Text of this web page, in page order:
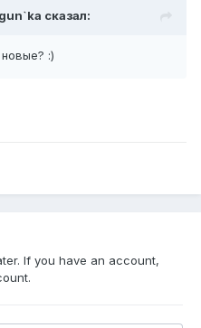
сказал:
:)
If you have an account,